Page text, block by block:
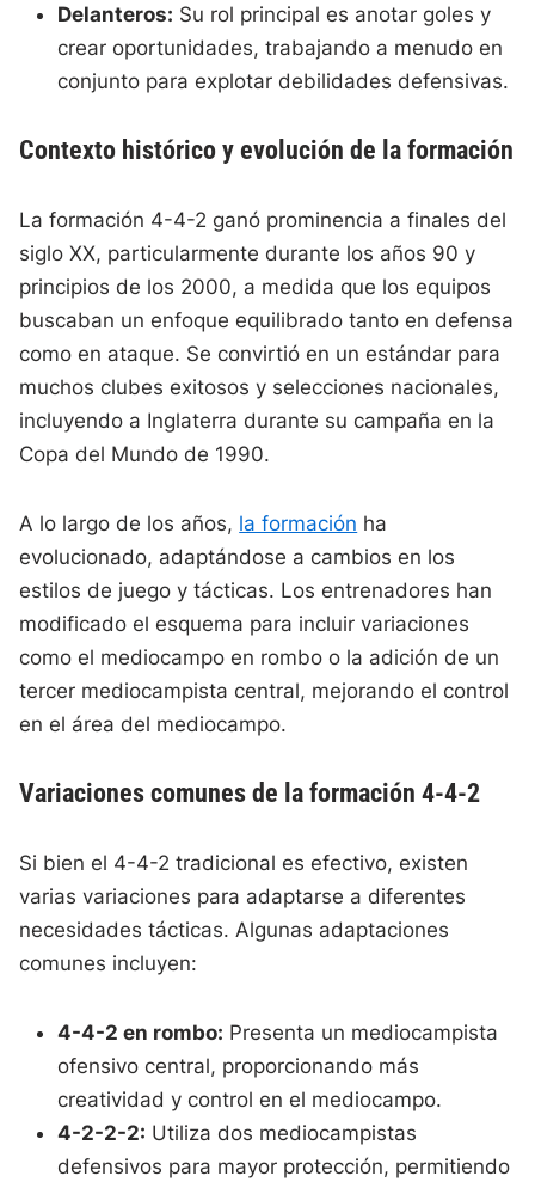
Delanteros: Su rol principal es anotar goles y
crear oportunidades, trabajando a menudo en
conjunto para explotar debilidades defensivas.
Contexto histórico y evolución de la formación
La formación 4-4-2 ganó prominencia a finales del
siglo XX, particularmente durante los años 90 y
principios de los 2000, a medida que los equipos
buscaban un enfoque equilibrado tanto en defensa
como en ataque. Se convirtió en un estándar para
muchos clubes exitosos y selecciones nacionales,
incluyendo a Inglaterra durante su campaña en la
Copa del Mundo de 1990.
A lo largo de los años, la formación ha
evolucionado, adaptándose a cambios en los
estilos de juego y tácticas. Los entrenadores han
modificado el esquema para incluir variaciones
como el mediocampo en rombo o la adición de un
tercer mediocampista central, mejorando el control
en el área del mediocampo.
Variaciones comunes de la formación 4-4-2
Si bien el 4-4-2 tradicional es efectivo, existen
varias variaciones para adaptarse a diferentes
necesidades tácticas. Algunas adaptaciones
comunes incluyen:
4-4-2 en rombo: Presenta un mediocampista
ofensivo central, proporcionando más
creatividad y control en el mediocampo.
4-2-2-2: Utiliza dos mediocampistas
defensivos para mayor protección, permitiendo